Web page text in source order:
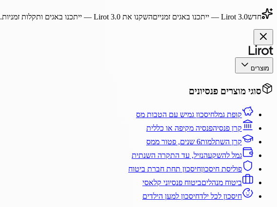
חדשLirot 3.0 — ייתכנו באגים זמנייםהשקנו את Lirot 3.0 — ייתכנו באגים ותקלות זמניות.
מוצרים
סוגי מוצרים פנסיונים
קופת גמלחיסכון גמיש עם הטבות מס
קרן פנסיהפנסיה מקיפה או כללית
קרן השתלמות6 שנים, פטור ממס
גמל להשקעהנזיל, עד התקרה השנתית
פוליסת חיסכוןחיסכון תחת חברת ביטוח
ביטוח מנהליםביטוח פנסיוני קלאסי
חיסכון לכל ילדחיסכון למען הילדים